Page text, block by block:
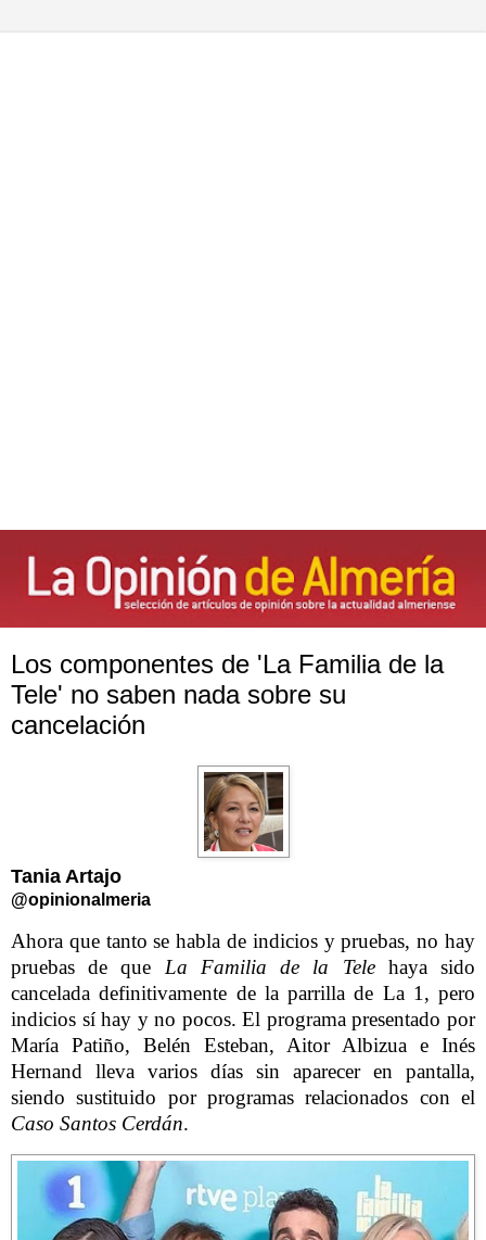
Los componentes de 'La Familia de la
Tele' no saben nada sobre su
cancelación
Tania Artajo
@opinionalmeria
Ahora que tanto se habla de indicios y pruebas, no hay
pruebas de que La Familia de la Telehaya sido
cancelada definitivamente de la parrilla de La 1, pero
indicios sí hay y no pocos. El programa presentado por
María Patiño, Belén Esteban, Aitor Albizua e Inés
Hernand lleva varios días sin aparecer en pantalla,
siendo sustituido por programas relacionados con el
Caso Santos Cerdán.